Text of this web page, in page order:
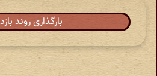
بارگذاری روند